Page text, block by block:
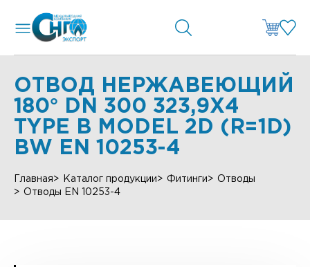
ОТВОД НЕРЖАВЕЮЩИЙ
180° DN 300 323,9X4
TYPE B MODEL 2D (R=1D)
BW EN 10253-4
Главная Каталог продукции Фитинги
Отводы
Отводы EN 10253-4